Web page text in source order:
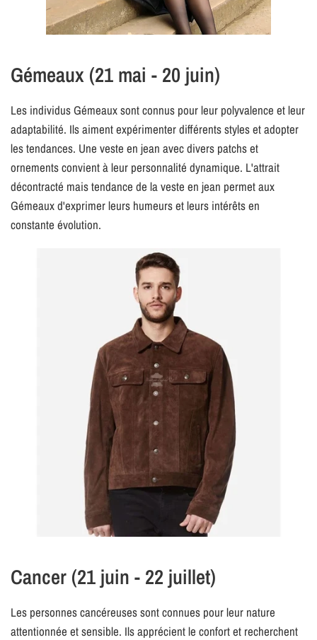
Gémeaux (21 mai - 20 juin)
Les individus Gémeaux sont connus pour leur polyvalence et leur
adaptabilité. Ils aiment expérimenter différents styles et adopter
les tendances. Une veste en jean avec divers patchs et
ornements convient à leur personnalité dynamique. L'attrait
décontracté mais tendance de la veste en jean permet aux
Gémeaux d'exprimer leurs humeurs et leurs intérêts en
constante évolution.
Cancer (21 juin - 22 juillet)
Les personnes cancéreuses sont connues pour leur nature
attentionnée et sensible. Ils apprécient le confort et recherchent